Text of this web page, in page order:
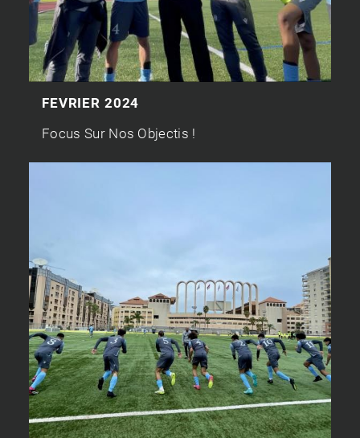
FEVRIER 2024
Focus Sur Nos Objectis !